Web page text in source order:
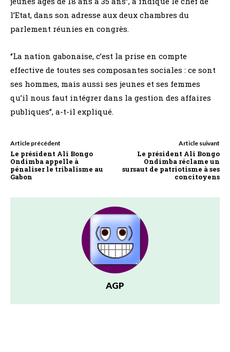
l’Etat, dans son adresse aux deux chambres du
parlement réunies en congrès.
‘’La nation gabonaise, c’est la prise en compte
effective de toutes ses composantes sociales : ce sont
ses hommes, mais aussi ses jeunes et ses femmes
qu’il nous faut intégrer dans la gestion des affaires
publiques’’, a-t-il expliqué.
Article précédent
Le président Ali Bongo
Ondimba appelle à
pénaliser le tribalisme au
Gabon
Article suivant
Le président Ali Bongo
Ondimba réclame un
sursaut de patriotisme à ses
concitoyens
AGP